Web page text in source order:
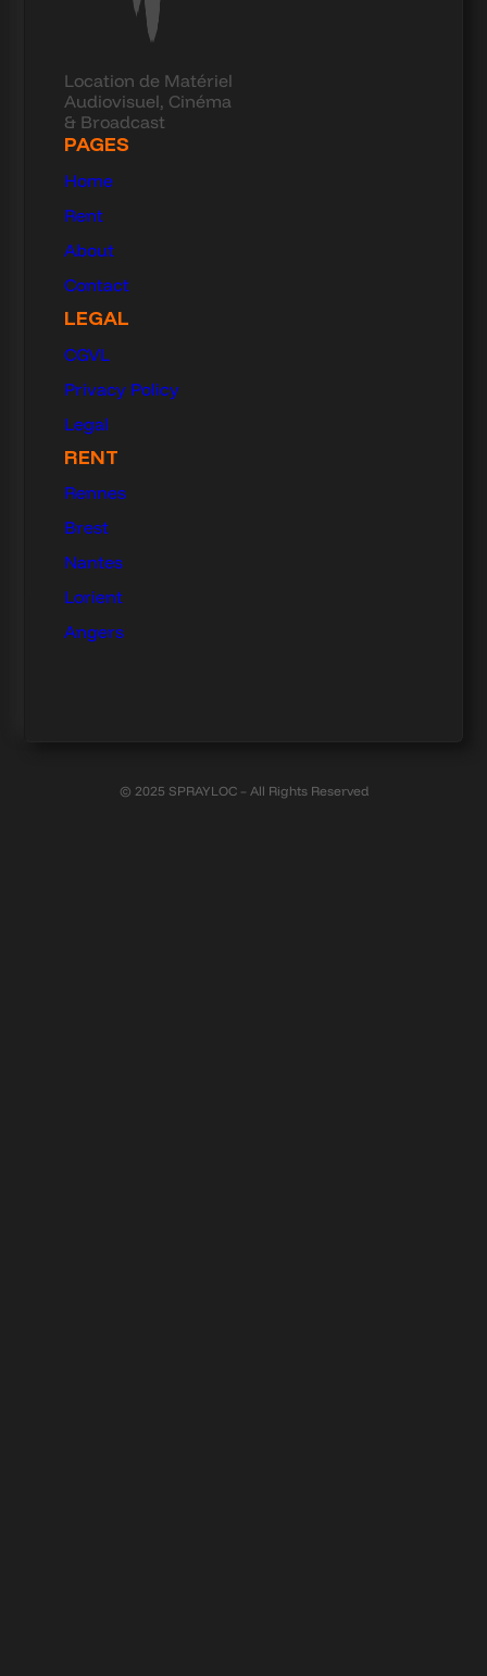
Location de Matériel
Audiovisuel, Cinéma
& Broadcast
PAGES
Home
Rent
About
Contact
LEGAL
CGVL
Privacy Policy
Legal
RENT
Rennes
Brest
Nantes
Lorient
Angers
© 2025 SPRAYLOC – All Rights Reserved